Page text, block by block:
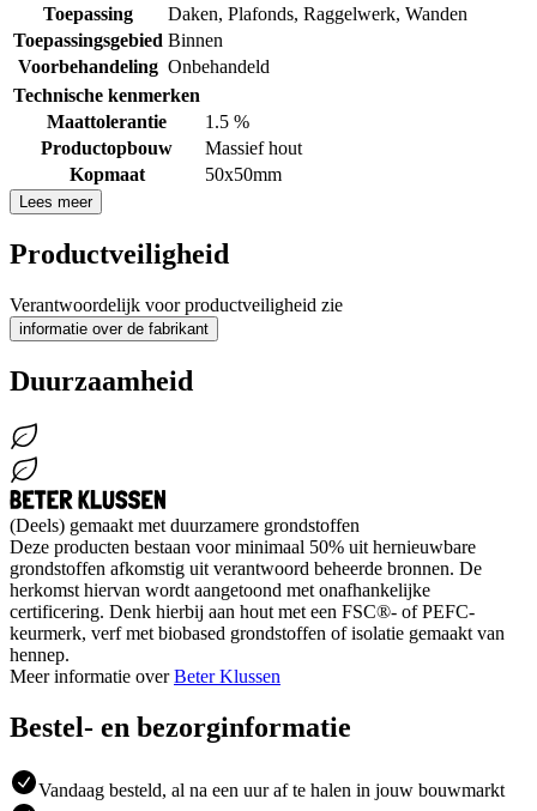
Toepassing
Daken, Plafonds, Raggelwerk, Wanden
Toepassingsgebied Binnen
Voorbehandeling Onbehandeld
Technische kenmerken
Maattolerantie
1.5 %
Productopbouw
Massief hout
Kopmaat
50x50mm
Lees meer
Productveiligheid
Verantwoordelijk voor productveiligheid zie
informatie over de fabrikant
Duurzaamheid
(Deels) gemaakt met duurzamere grondstoffen
Deze producten bestaan voor minimaal 50% uit hernieuwbare
grondstoffen afkomstig uit verantwoord beheerde bronnen. De
herkomst hiervan wordt aangetoond met onafhankelijke
certificering. Denk hierbij aan hout met een FSC®- of PEFC-
keurmerk, verf met biobased grondstoffen of isolatie gemaakt van
hennep.
Meer informatie overBeter Klussen
Bestel- en bezorginformatie
Vandaag besteld, al na een uur af te halen in jouw bouwmarkt